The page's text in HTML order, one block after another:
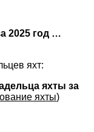
2025 год …
яхт:
яхты за
яхты)